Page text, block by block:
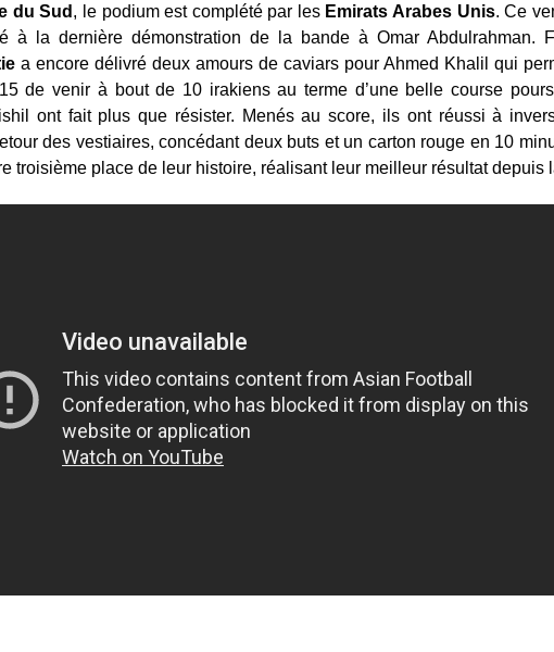
du Sud , le podium est complété par les Emirats Arabes Unis. Ce
à la dernière démonstration de la bande à Omar Abdulrahman.
a encore délivré deux amours de caviars pour Ahmed Khalil qui
de venir à bout de 10 irakiens au terme d’une belle course
ont fait plus que résister. Menés au score, ils ont réussi à
des vestiaires, concédant deux buts et un carton rouge en 10
troisième place de leur histoire, réalisant leur meilleur résultat depuis